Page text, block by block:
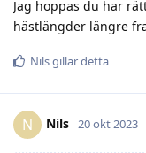
Jag hoppas du har
hästlängder längre
Nilsgillar detta
N Nils 20 okt 2023